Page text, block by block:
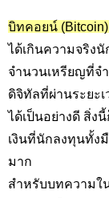
บิทคอยน์ (Bitcoin)
ได้เกินความจริง
จำนวนเหรียญที่จ
ดิจิทัลที่ผ่านระยะ
ได้เป็นอย่างดี สิ่ง
เงินที่นักลงทุนทั้ง
มาก
สำหรับบทความใ